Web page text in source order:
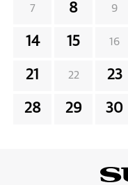
7 8 9
14 15 16
21 22 23
28 29 30